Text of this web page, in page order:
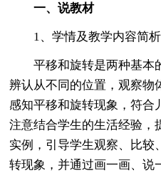
一、说教材
1、学情及教学内容简析
平移和旋转是两种基本
辨认从不同的位置，观察物
感知平移和旋转现象，符合
注意结合学生的生活经验，
实例，引导学生观察、比较
转现象，并通过画一画、说